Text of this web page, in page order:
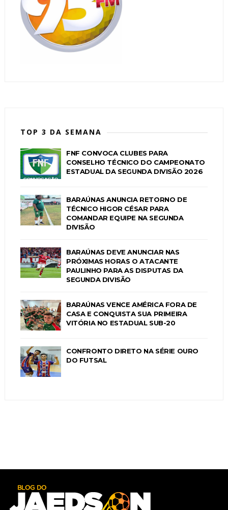
TOP 3 DA SEMANA
FNF CONVOCA CLUBES PARA
CONSELHO TÉCNICO DO CAMPEONATO
ESTADUAL DA SEGUNDA DIVISÃO 2026
BARAÚNAS ANUNCIA RETORNO DE
TÉCNICO HIGOR CÉSAR PARA
COMANDAR EQUIPE NA SEGUNDA
DIVISÃO
BARAÚNAS DEVE ANUNCIAR NAS
PRÓXIMAS HORAS O ATACANTE
PAULINHO PARA AS DISPUTAS DA
SEGUNDA DIVISÃO
BARAÚNAS VENCE AMÉRICA FORA DE
CASA E CONQUISTA SUA PRIMEIRA
VITÓRIA NO ESTADUAL SUB-20
CONFRONTO DIRETO NA SÉRIE OURO
DO FUTSAL